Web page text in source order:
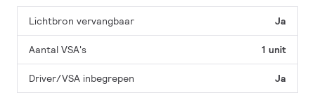
Lichtbron vervangbaar Ja
Aantal VSA's 1 unit
Driver/VSA inbegrepen Ja